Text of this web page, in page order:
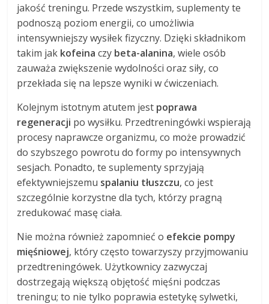
jakość treningu. Przede wszystkim, suplementy te
podnoszą poziom energii, co umożliwia
intensywniejszy wysiłek fizyczny. Dzięki składnikom
takim jak kofeina czy beta-alanina, wiele osób
zauważa zwiększenie wydolności oraz siły, co
przekłada się na lepsze wyniki w ćwiczeniach.
Kolejnym istotnym atutem jest poprawa
regeneracji po wysiłku. Przedtreningówki wspierają
procesy naprawcze organizmu, co może prowadzić
do szybszego powrotu do formy po intensywnych
sesjach. Ponadto, te suplementy sprzyjają
efektywniejszemu spalaniu tłuszczu, co jest
szczególnie korzystne dla tych, którzy pragną
zredukować masę ciała.
Nie można również zapomnieć o efekcie pompy
mięśniowej, który często towarzyszy przyjmowaniu
przedtreningówek. Użytkownicy zazwyczaj
dostrzegają większą objętość mięśni podczas
treningu; to nie tylko poprawia estetykę sylwetki,